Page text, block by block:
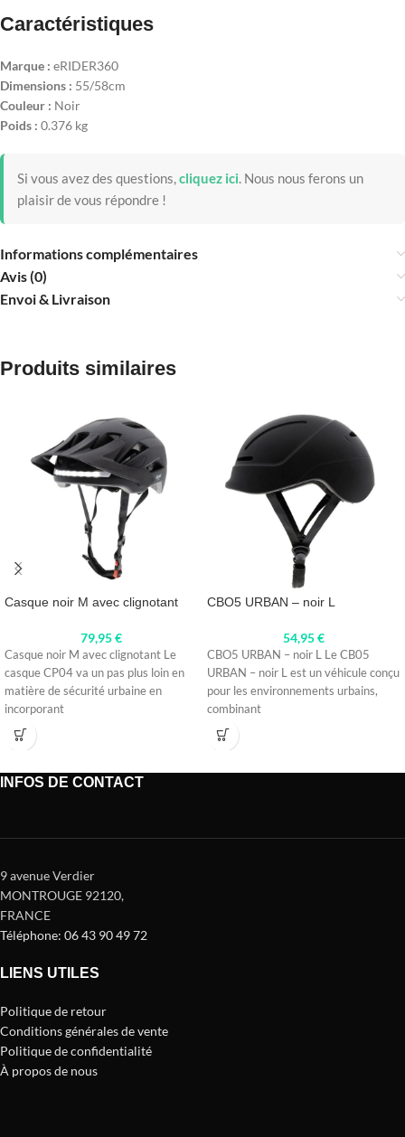
Caractéristiques
Marque : eRIDER360
Dimensions : 55/58cm
Couleur : Noir
Poids : 0.376 kg
Si vous avez des questions,cliquez ici. Nous nous ferons un
plaisir de vous répondre !
Informations complémentaires
Avis (0)
Envoi & Livraison
Produits similaires
Casque noir M avec clignotant
79,95€
Casque noir M avec clignotant Le
casque CP04 va un pas plus loin en
matière de sécurité urbaine en
incorporant
CBO5 URBAN – noir L
54,95€
CBO5 URBAN – noir L Le CB05
URBAN – noir L est un véhicule conçu
pour les environnements urbains,
combinant
INFOS DE CONTACT
9 avenue Verdier
MONTROUGE 92120,
FRANCE
Téléphone: 06 43 90 49 72
LIENS UTILES
Politique de retour
Conditions générales de vente
Politique de confidentialité
À propos de nous